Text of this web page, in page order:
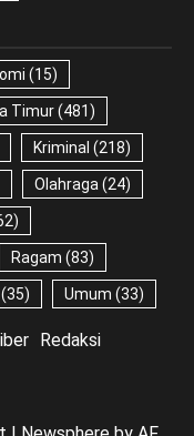
(15)
Timur(481)
Kriminal (218)
Olahraga (24)
Ragam (83)
(35) Umum (33)
Redaksi